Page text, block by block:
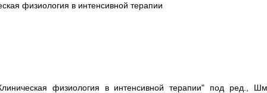
физиология в интенсивной терапии
физиология в интенсивной терапии" под ред.,